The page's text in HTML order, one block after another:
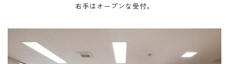
右手はオープンな受付。